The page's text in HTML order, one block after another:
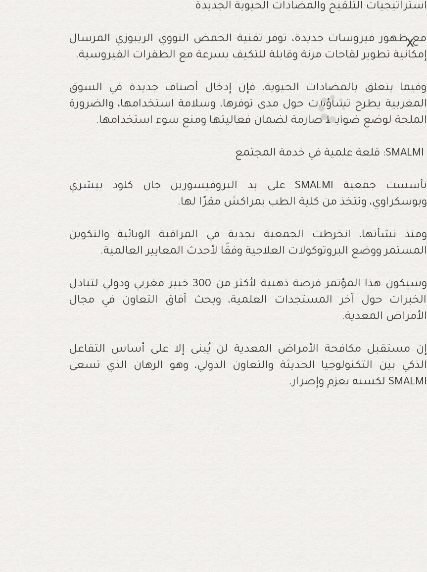
استراتيجيات التلقيح والمضادات الحيوية الجديدة
مع ظهور فيروسات جديدة، توفر تقنية الحمض النووي الريبوزي المرسال
إمكانية تطوير لقاحات مرنة وقابلة للتكيف بسرعة مع الطفرات الفيروسية.
وفيما يتعلق بالمضادات الحيوية، فإن إدخال أصناف جديدة في السوق
المغربية يطرح تساؤلات حول مدى توفرها، وسلامة استخدامها، والضرورة
الملحة لوضع ضوابط صارمة لضمان فعاليتها ومنع سوء استخدامها.
تأسست جمعية SMALMI على يد البروفيسورين جان كلود بيشري
وبوسكراوي، وتتخذ من كلية الطب بمراكش مقرًا لها.
ومنذ نشأتها، انخرطت الجمعية بجدية في المراقبة الوبائية والتكوين
المستمر ووضع البروتوكولات العلاجية وفقًا لأحدث المعايير العالمية.
وسيكون هذا المؤتمر فرصة ذهبية لأكثر من 300 خبير مغربي ودولي لتبادل
الخبرات حول آخر المستجدات العلمية، وبحث آفاق التعاون في مجال
الأمراض المعدية.
إن مستقبل مكافحة الأمراض المعدية لن يُبنى إلا على أساس التفاعل
الذكي بين التكنولوجيا الحديثة والتعاون الدولي، وهو الرهان الذي تسعى
SMALMI لكسبه بعزم وإصرار.